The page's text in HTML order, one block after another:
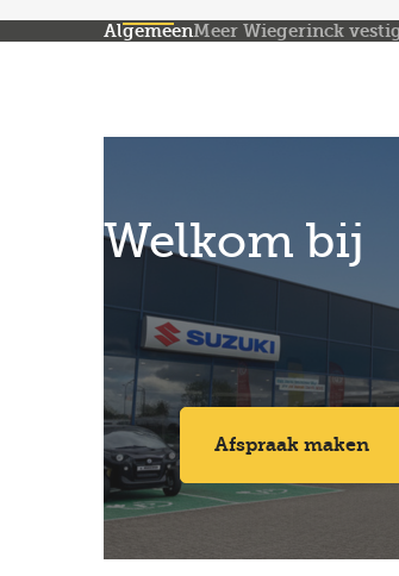
AlgemeenMeer Wiegerinck
Welkom bij
Afspraak maken